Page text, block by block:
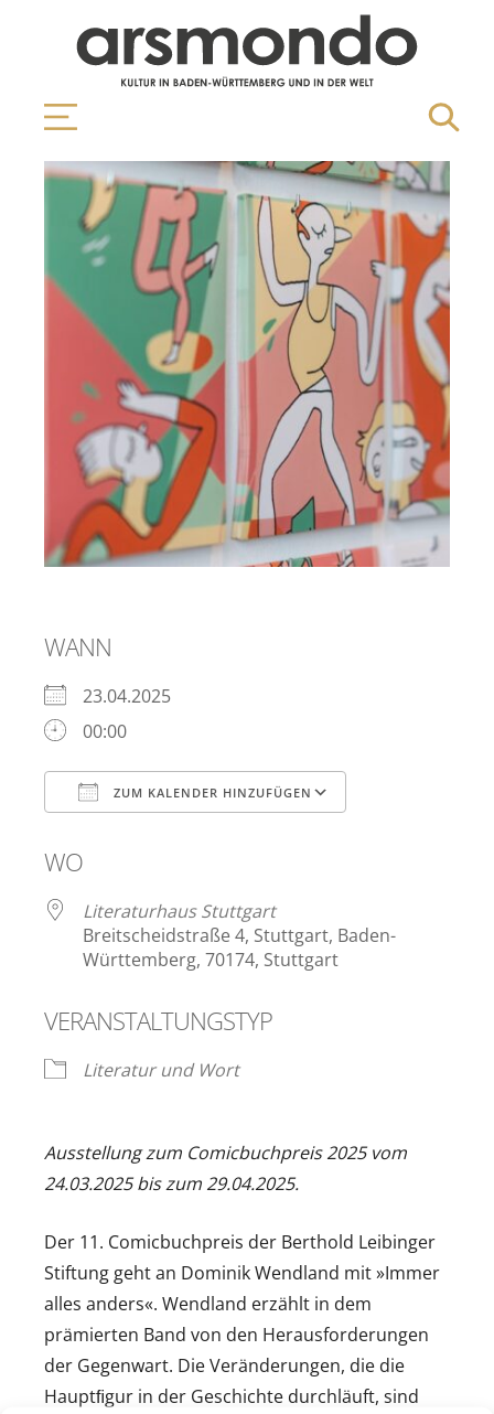
WANN
23.04.2025
00:00
ZUM KALENDER HINZUFÜGEN
WO
Literaturhaus Stuttgart
Breitscheidstraße 4, Stuttgart, Baden-
Württemberg, 70174, Stuttgart
VERANSTALTUNGSTYP
Literatur und Wort
Ausstellung zum Comicbuchpreis 2025 vom
24.03.2025 bis zum 29.04.2025.
Der 11. Comicbuchpreis der Berthold Leibinger
Stiftung geht an Dominik Wendland mit »Immer
alles anders«. Wendland erzählt in dem
prämierten Band von den Herausforderungen
der Gegenwart. Die Veränderungen, die die
Hauptﬁgur in der Geschichte durchläuft, sind